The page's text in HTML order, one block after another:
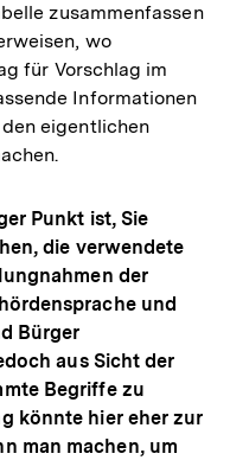
zusammenfassen
wo
für Vorschlag im
Informationen
eigentlichen
Punkt ist, Sie
die verwendete
der
und
Bürger
aus Sicht der
Begriffe zu
könnte hier eher zur
man machen, um